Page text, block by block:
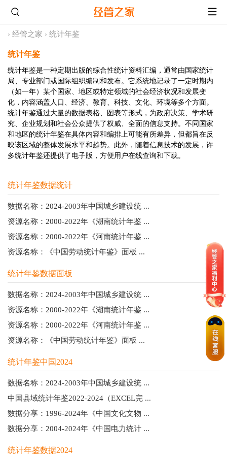
› 经管之家 › 统计年鉴
统计年鉴
统计年鉴是一种定期出版的综合性统计资料汇编，通常由国家统计
局、专业部门或国际组织编制和发布。它系统地记录了一定时期内
（如一年）某个国家、地区或特定领域的社会经济状况和发展变
化，内容涵盖人口、经济、教育、科技、文化、环境等多个方面。
统计年鉴通过大量的数据表格、图表等形式，为政府决策、学术研
究、企业规划和社会公众提供了权威、全面的信息支持。不同国家
和地区的统计年鉴在具体内容和编排上可能有所差异，但都旨在反
映该区域的整体发展水平和趋势。此外，随着信息技术的发展，许
多统计年鉴还提供了电子版，方便用户在线查询和下载。
统计年鉴数据统计
数据名称：2024-2003年中国城乡建设统 ...
资源名称：2000-2022年《湖南统计年鉴 ...
资源名称：2000-2022年《河南统计年鉴 ...
资源名称：《中国劳动统计年鉴》面板 ...
统计年鉴数据面板
数据名称：2024-2003年中国城乡建设统 ...
资源名称：2000-2022年《湖南统计年鉴 ...
资源名称：2000-2022年《河南统计年鉴 ...
资源名称：《中国劳动统计年鉴》面板 ...
统计年鉴中国2024
数据名称：2024-2003年中国城乡建设统 ...
中国县域统计年鉴2022-2024（EXCEL完 ...
数据分享：1996-2024年《中国文化文物 ...
数据分享：2004-2024年《中国电力统计 ...
统计年鉴数据2024